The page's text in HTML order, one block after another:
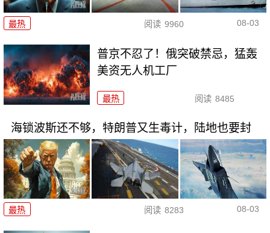
最热 阅读 9960 08-03
普京不忍了！俄突破禁忌，猛轰
美资无人机工厂
最热 阅读 8485
海锁波斯还不够，特朗普又生毒计，陆地也要封
最热 阅读 8283 08-03